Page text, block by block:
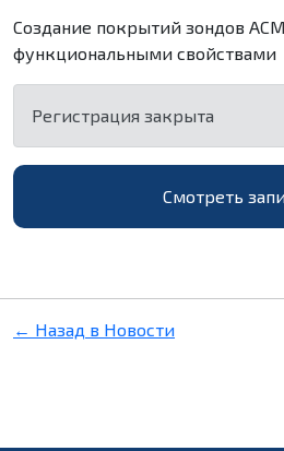
Создание покрытий зондов
функциональными свойствами
Регистрация закрыта
Смотреть
← Назад в Новости